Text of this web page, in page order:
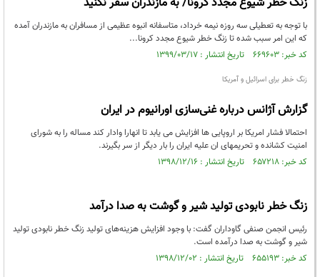
با توجه به تعطیلی سه روزه نیمه خرداد، متاسفانه انبوه عظیمی از مسافران به مازندران آمده
که این امر سبب شده تا زنگ خطر شیوع مجدد کرونا...
کد خبر: ۶۶۹۶۰۳ تاریخ انتشار : ۱۳۹۹/۰۳/۱۷
زنگ خطر برای اسرائیل و آمریکا
گزارش آژانس درباره غنی‌سازی اورانیوم در ایران
احتمالا فشار امریکا بر اروپایی ها افزایش می یابد تا انهارا وادار کند مساله را به شورای
امنیت کشانده و تحریمهای ان علیه ایران را بار دیگر از سر بگیرند.
کد خبر: ۶۵۷۲۱۸ تاریخ انتشار : ۱۳۹۸/۱۲/۱۶
زنگ خطر نابودی تولید شیر و گوشت به صدا درآمد
رئیس انجمن صنفی گاوداران گفت: با وجود افزایش هزینه‌های تولید زنگ خطر نابودی تولید
شیر و گوشت به صدا درآمده است.
کد خبر: ۶۵۵۱۹۳ تاریخ انتشار : ۱۳۹۸/۱۲/۰۲